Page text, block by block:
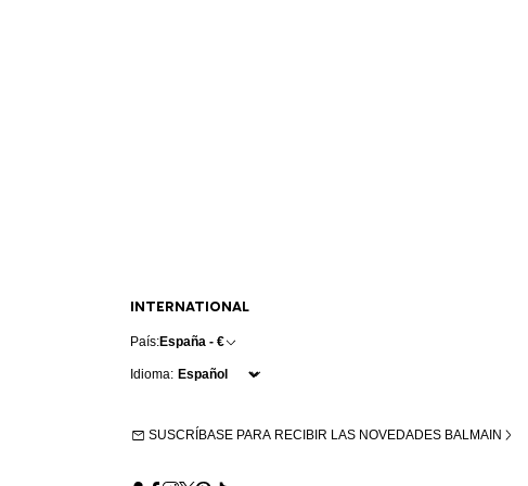
INTERNATIONAL
País:España - €
Idioma:
SUSCRÍBASE PARA RECIBIR LAS NOVEDADES BALMAIN